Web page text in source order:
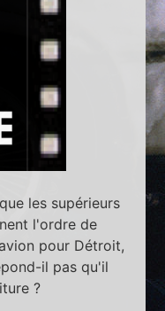
les supérieurs
l'ordre de
pour Détroit,
il pas qu'il
?